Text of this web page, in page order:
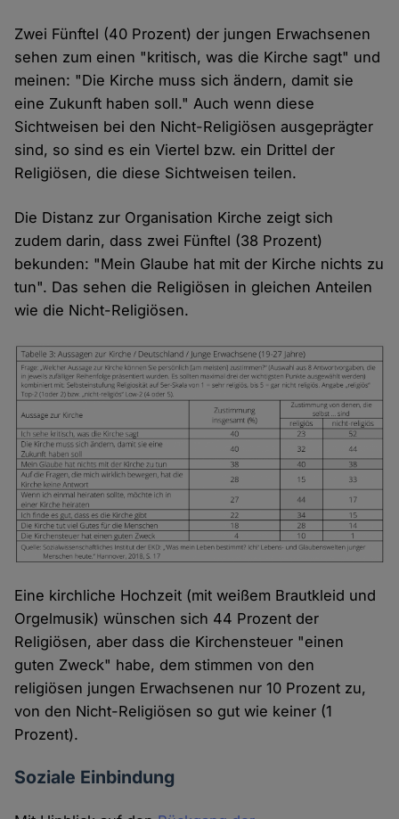
Zwei Fünftel (40 Prozent) der jungen Erwachsenen
sehen zum einen "kritisch, was die Kirche sagt" und
meinen: "Die Kirche muss sich ändern, damit sie
eine Zukunft haben soll." Auch wenn diese
Sichtweisen bei den Nicht-Religiösen ausgeprägter
sind, so sind es ein Viertel bzw. ein Drittel der
Religiösen, die diese Sichtweisen teilen.
Die Distanz zur Organisation Kirche zeigt sich
zudem darin, dass zwei Fünftel (38 Prozent)
bekunden: "Mein Glaube hat mit der Kirche nichts zu
tun". Das sehen die Religiösen in gleichen Anteilen
wie die Nicht-Religiösen.
Eine kirchliche Hochzeit (mit weißem Brautkleid und
Orgelmusik) wünschen sich 44 Prozent der
Religiösen, aber dass die Kirchensteuer "einen
guten Zweck" habe, dem stimmen von den
religiösen jungen Erwachsenen nur 10 Prozent zu,
von den Nicht-Religiösen so gut wie keiner (1
Prozent).
Soziale Einbindung